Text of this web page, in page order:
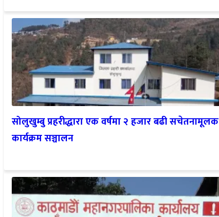
सोलुखुम्बु प्रहरीद्धारा एक वर्षमा २ हजार बढी सचेतनामूलक
कार्यक्रम सञ्चालन